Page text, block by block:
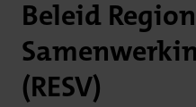
Beleid
(RESV)